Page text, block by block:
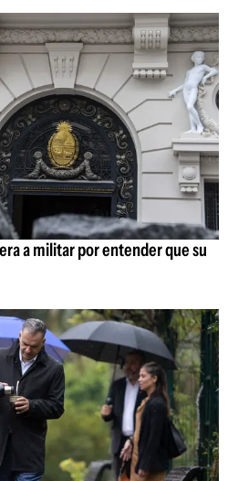
a militar por entender que su